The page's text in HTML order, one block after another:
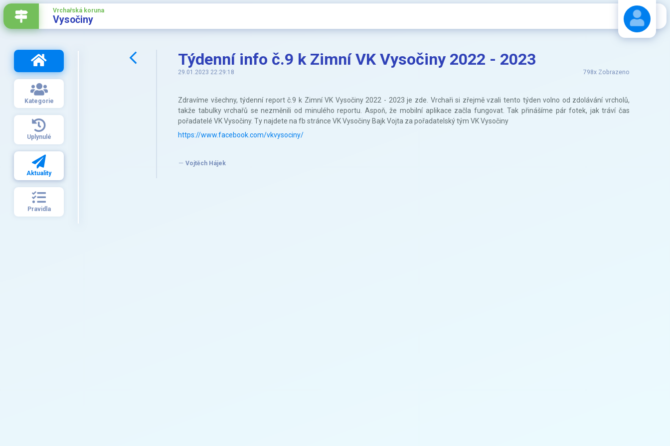
Vrchařská koruna
Vysočiny
Kategorie
Uplynulé
Aktuality
Pravidla
Týdenní info č.9 k Zimní VK Vysočiny 2022 - 2023
29.01.2023 22:29:18 798x Zobrazeno
Zdravíme všechny, týdenní report č.9 k Zimní VK Vysočiny 2022 - 2023 je zde. Vrchaři si zřejmě vzali tento týden volno od zdolávání vrcholů,
takže tabulky vrchařů se nezměnili od minulého reportu. Aspoň, že mobilní aplikace začla fungovat. Tak přinášíme pár fotek, jak tráví čas
pořadatelé VK Vysočiny. Ty najdete na fb stránce VK Vysočiny Bajk Vojta za pořadatelský tým VK Vysočiny
https://www.facebook.com/vkvysociny/
Vojtěch Hájek